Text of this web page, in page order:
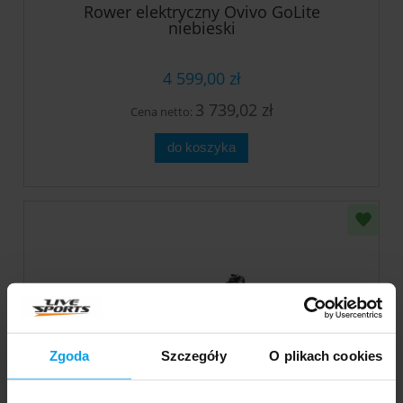
Zgoda Szczegóły O plikach cookies
Rower elektryczny Ovivo GoLite
niebieski
4 599,00 zł
Cena netto: 3 739,02 zł
do koszyka